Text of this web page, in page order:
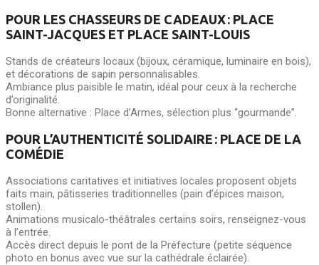
POUR LES CHASSEURS DE CADEAUX : PLACE
SAINT-JACQUES ET PLACE SAINT-LOUIS
Stands de créateurs locaux (bijoux, céramique, luminaire en bois),
et décorations de sapin personnalisables.
Ambiance plus paisible le matin, idéal pour ceux à la recherche
d’originalité.
Bonne alternative : Place d’Armes, sélection plus “gourmande”.
POUR L’AUTHENTICITÉ SOLIDAIRE : PLACE DE LA
COMÉDIE
Associations caritatives et initiatives locales proposent objets
faits main, pâtisseries traditionnelles (pain d’épices maison,
stollen).
Animations musicalo-théâtrales certains soirs, renseignez-vous
à l’entrée.
Accès direct depuis le pont de la Préfecture (petite séquence
photo en bonus avec vue sur la cathédrale éclairée).